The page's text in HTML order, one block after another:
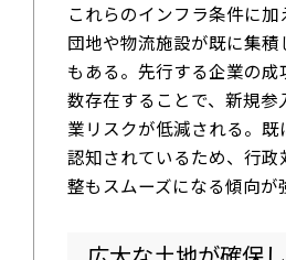
これらのインフラ条件に
団地や物流施設が既に集
もある。先行する企業の
数存在することで、新規参
業リスクが低減される。既
認知されているため、行政
整もスムーズになる傾向が